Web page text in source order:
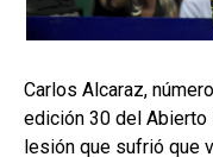
Carlos Alcaraz,
edición 30 del Abierto
lesión que sufrió que